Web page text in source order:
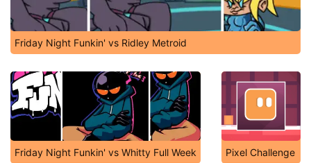
Friday Night Funkin' vs Ridley Metroid
Friday Night Funkin' vs Whitty Full Week Pixel Challenge